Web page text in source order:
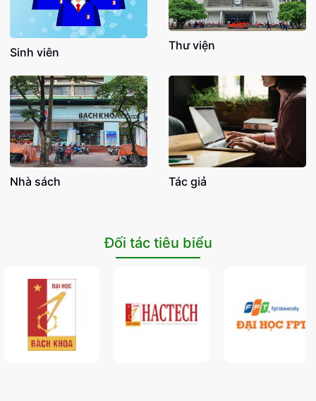
Sinh viên Thư viện
Nhà sách Tác giả
Đối tác tiêu biểu